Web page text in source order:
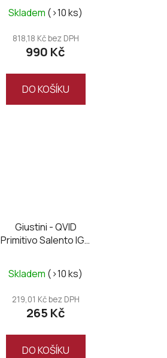
Skladem (>10 ks)
818,18 Kč bez DPH
990 Kč
DO KOŠÍKU
Giustini - QVID
Primitivo Salento IGT
Skladem (>10 ks)
219,01 Kč bez DPH
265 Kč
DO KOŠÍKU